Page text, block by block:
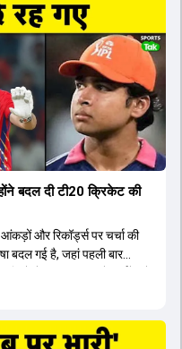
भी बदलाव देखा गया, जहां वह
हुए नजर आते हैं। कप्तान Rajat
स्पष्ट रहा है। एनालिस्ट से लेकर
मैदान पर कोई कंफ्यूजन नहीं
हासिल की है।
बदल दी टी20 क्रिकेट की
और रिकॉर्ड्स पर चर्चा की
बदल गई है, जहां पहली बार
से ज्यादा रहा। पूरे टूर्नामेंट में
का स्कोर बनाया, जो एक
जीता। इसके अलावा पंजाब